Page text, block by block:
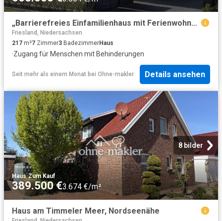
„Barrierefreies Einfamilienhaus mit Ferienwohnungs Potenzial – altersgerecht und vielseitig nutzbar“
Friesland, Niedersachsen
217 m²7 Zimmer3 BadezimmerHaus
·Zugang für Menschen mit Behinderungen
Seit mehr als einem Monat bei Ohne-makler Details ansehen
8 bilder
Haus·Zum Kauf
389.500 €3.674 €/m²
Haus am Timmeler Meer, Nordseenähe